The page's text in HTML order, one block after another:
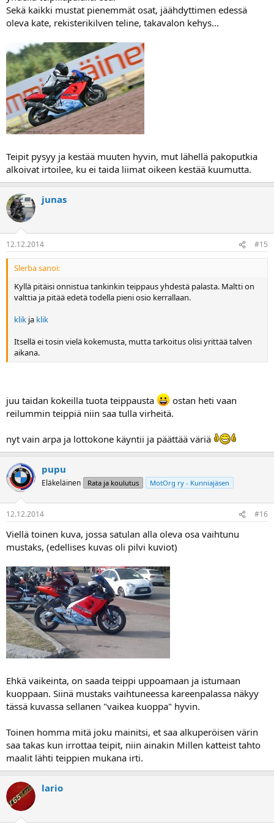
Sekä kaikki mustat pienemmät osat, jäähdyttimen edessä
oleva kate, rekisterikilven teline, takavalon kehys...
Teipit pysyy ja kestää muuten hyvin, mut lähellä pakoputkia
alkoivat irtoilee, ku ei taida liimat oikeen kestää kuumutta.
junas
12.12.2014 #15
Slerba sanoi:
Kyllä pitäisi onnistua tankinkin teippaus yhdestä palasta. Maltti on
valttia ja pitää edetä todella pieni osio kerrallaan.
klik ja klik
Itsellä ei tosin vielä kokemusta, mutta tarkoitus olisi yrittää talven
aikana.
juu taidan kokeilla tuota teippausta
ostan heti vaan
reilummin teippiä niin saa tulla virheitä.
nyt vain arpa ja lottokone käyntii ja päättää väriä
pupu
Eläkeläinen Rata ja koulutus MotOrg ry - Kunniajäsen
12.12.2014 #16
Viellä toinen kuva, jossa satulan alla oleva osa vaihtunu
mustaks, (edellises kuvas oli pilvi kuviot)
Ehkä vaikeinta, on saada teippi uppoamaan ja istumaan
kuoppaan. Siinä mustaks vaihtuneessa kareenpalassa näkyy
tässä kuvassa sellanen "vaikea kuoppa" hyvin.
Toinen homma mitä joku mainitsi, et saa alkuperöisen värin
saa takas kun irrottaa teipit, niin ainakin Millen katteist tahto
maalit lähti teippien mukana irti.
lario